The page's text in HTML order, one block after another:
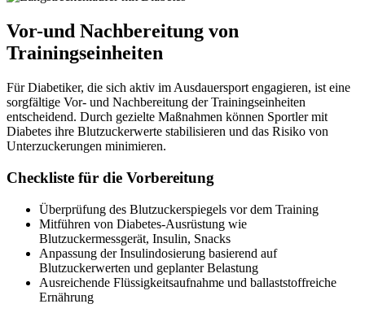
Vor-und Nachbereitung von
Trainingseinheiten
Für Diabetiker, die sich aktiv im Ausdauersport engagieren, ist eine
sorgfältige Vor- und Nachbereitung der Trainingseinheiten
entscheidend. Durch gezielte Maßnahmen können Sportler mit
Diabetes ihre Blutzuckerwerte stabilisieren und das Risiko von
Unterzuckerungen minimieren.
Checkliste für die Vorbereitung
Überprüfung des Blutzuckerspiegels vor dem Training
Mitführen von Diabetes-Ausrüstung wie
Blutzuckermessgerät, Insulin, Snacks
Anpassung der Insulindosierung basierend auf
Blutzuckerwerten und geplanter Belastung
Ausreichende Flüssigkeitsaufnahme und ballaststoffreiche
Ernährung